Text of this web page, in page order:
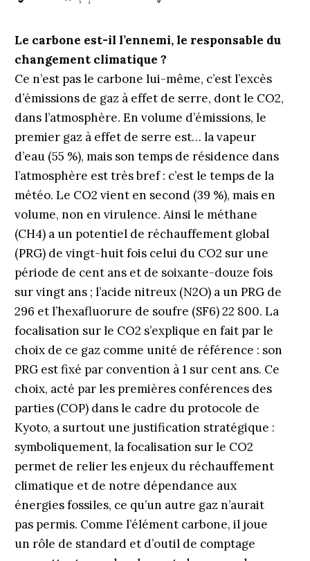
Le carbone est-il l’ennemi, le responsable du
changement climatique ?
Ce n’est pas le carbone lui-même, c’est l’excès
d’émissions de gaz à effet de serre, dont le CO2,
dans l’atmosphère. En volume d’émissions, le
premier gaz à effet de serre est… la vapeur
d’eau (55 %), mais son temps de résidence dans
l’atmosphère est très bref : c’est le temps de la
météo. Le CO2 vient en second (39 %), mais en
volume, non en virulence. Ainsi le méthane
(CH4) a un potentiel de réchauffement global
(PRG) de vingt-huit fois celui du CO2 sur une
période de cent ans et de soixante-douze fois
sur vingt ans ; l’acide nitreux (N2O) a un PRG de
296 et l’hexafluorure de soufre (SF6) 22 800. La
focalisation sur le CO2 s’explique en fait par le
choix de ce gaz comme unité de référence : son
PRG est fixé par convention à 1 sur cent ans. Ce
choix, acté par les premières conférences des
parties (COP) dans le cadre du protocole de
Kyoto, a surtout une justification stratégique :
symboliquement, la focalisation sur le CO2
permet de relier les enjeux du réchauffement
climatique et de notre dépendance aux
énergies fossiles, ce qu’un autre gaz n’aurait
pas permis. Comme l’élément carbone, il joue
un rôle de standard et d’outil de comptage